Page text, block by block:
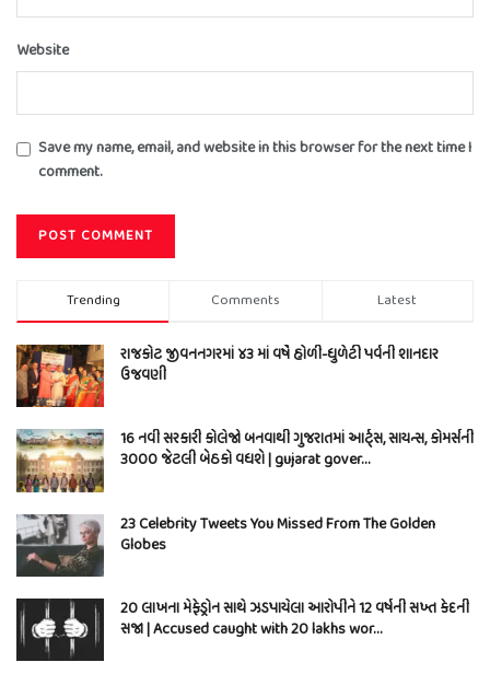
Website
Save my name, email, and website in this browser for the next time I
comment.
Trending Comments Latest
રાજકોટ જીવનનગરમાં ૪૩ માં વર્ષે હોળી-ધુળેટી પર્વની શાનદાર
ઉજવણી
16 નવી સરકારી કોલેજો બનવાથી ગુજરાતમાં આર્ટ્સ, સાયન્સ, કોમર્સની
3000 જેટલી બેઠકો વધશે | gujarat gover…
23 Celebrity Tweets You Missed From The Golden
Globes
20 લાખના મેફેડ્રોન સાથે ઝડપાયેલા આરોપીને 12 વર્ષની સખ્ત કેદની
સજા | Accused caught with 20 lakhs wor…